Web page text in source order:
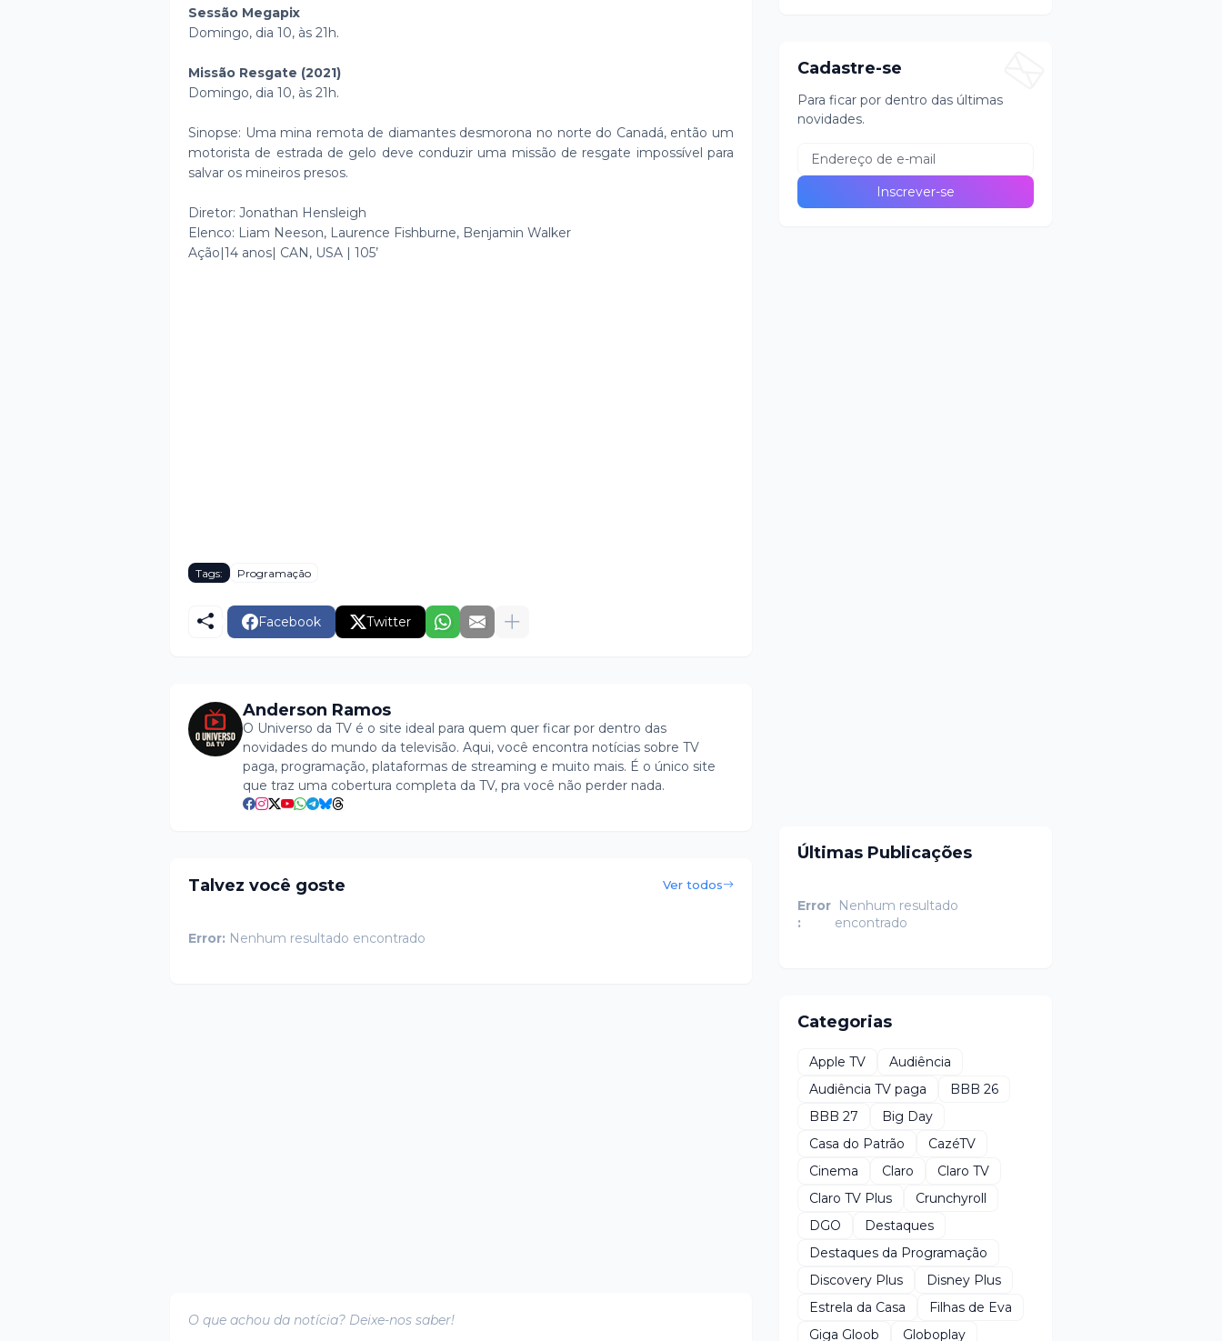
Sessão Megapix
Domingo, dia 10, às 21h.
Missão Resgate (2021)
Domingo, dia 10, às 21h.
Sinopse: Uma mina remota de diamantes desmorona no norte do Canadá, então um
motorista de estrada de gelo deve conduzir uma missão de resgate impossível para
salvar os mineiros presos.
Diretor: Jonathan Hensleigh
Elenco: Liam Neeson, Laurence Fishburne, Benjamin Walker
Ação|14 anos| CAN, USA | 105’
Tags: Programação
Facebook Twitter
Anderson Ramos
O Universo da TV é o site ideal para quem quer ficar por dentro das
novidades do mundo da televisão. Aqui, você encontra notícias sobre TV
paga, programação, plataformas de streaming e muito mais. É o único site
que traz uma cobertura completa da TV, pra você não perder nada.
Talvez você goste Ver todos
Error: Nenhum resultado encontrado
O que achou da notícia? Deixe-nos saber!
Cadastre-se
Para ficar por dentro das últimas
novidades.
Últimas Publicações
Error
:
Nenhum resultado
encontrado
Categorias
Apple TV
Audiência
Audiência TV paga
BBB 26
BBB 27
Big Day
Casa do Patrão
CazéTV
Cinema
Claro
Claro TV
Claro TV Plus
Crunchyroll
DGO
Destaques
Destaques da Programação
Discovery Plus
Disney Plus
Estrela da Casa
Filhas de Eva
Giga Gloob
Globoplay